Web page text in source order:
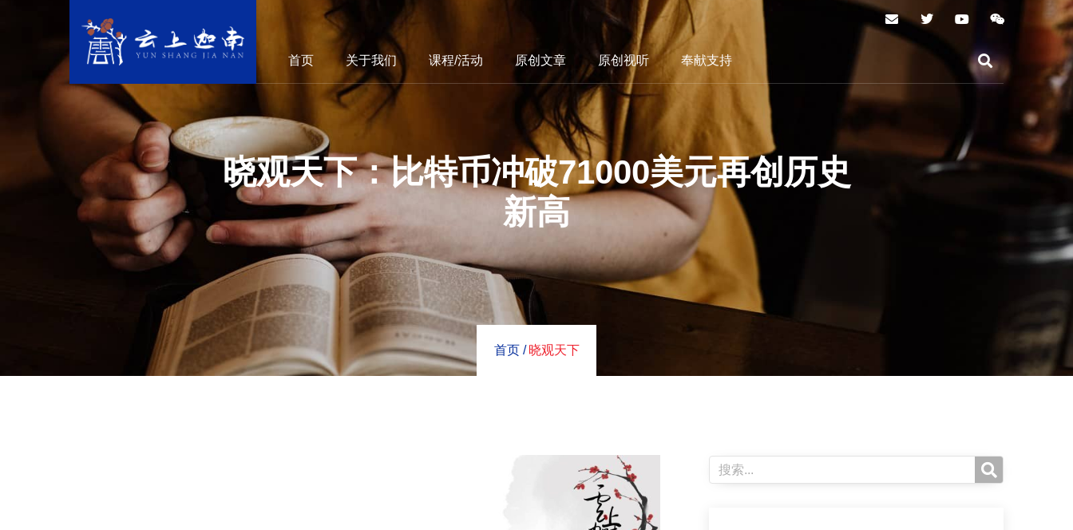
首页 关于我们 课程/活动 原创文章 原创视听 奉献支持
晓观天下：比特币冲破71000美元再创历史
新高
首页 / 晓观天下